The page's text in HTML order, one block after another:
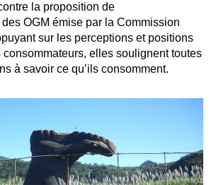
la proposition de
OGM émise par la Commission
sur les perceptions et positions
elles soulignent toutes
à savoir ce qu’ils consomment.